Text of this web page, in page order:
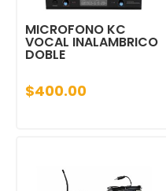
MICROFONO KC
VOCAL INALAMBRICO
DOBLE
$400.00